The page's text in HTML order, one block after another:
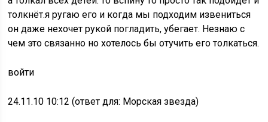
толкнёт.я ругаю его и когда мы подходим извениться
он даже нехочет рукой погладить, убегает. Незнаю с
чем это связанно но хотелось бы отучить его толкаться.
войти
24.11.10 10:12 (ответ для: Морская звезда)